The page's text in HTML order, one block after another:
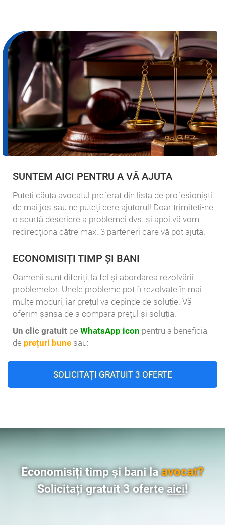
SUNTEM AICI PENTRU A VĂ AJUTA
Puteți căuta avocatul preferat din lista de profesioniști
de mai jos sau ne puteți cere ajutorul! Doar trimiteți-ne
o scurtă descriere a problemei dvs. și apoi vă vom
redirecționa către max. 3 parteneri care vă pot ajuta.
ECONOMISIȚI TIMP ȘI BANI
Oamenii sunt diferiți, la fel și abordarea rezolvării
problemelor. Unele probleme pot fi rezolvate în mai
multe moduri, iar prețul va depinde de soluție. Vă
oferim șansa de a compara prețul și soluția.
Un clic gratuit pe WhatsApp icon pentru a beneficia
de prețuri bune sau:
SOLICITAȚI GRATUIT 3 OFERTE
Economisiți timp și bani laavocat?
Solicitați gratuit 3 oferteaici!